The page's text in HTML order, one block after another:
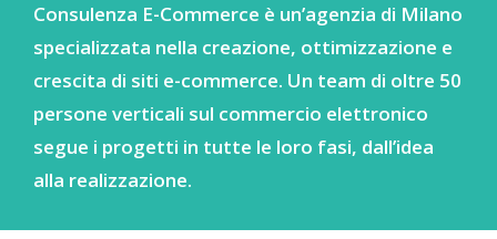
Consulenza E-Commerce è un’agenzia di Milano
specializzata nella creazione, ottimizzazione e
crescita di siti e-commerce. Un team di oltre 50
persone verticali sul commercio elettronico
segue i progetti in tutte le loro fasi, dall’idea
alla realizzazione.